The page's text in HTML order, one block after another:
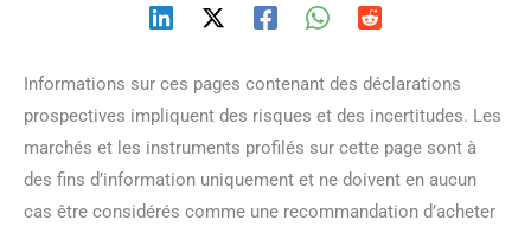
Informations sur ces pages contenant des déclarations
prospectives impliquent des risques et des incertitudes. Les
marchés et les instruments profilés sur cette page sont à
des fins d’information uniquement et ne doivent en aucun
cas être considérés comme une recommandation d’acheter